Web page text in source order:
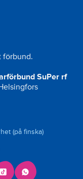
förbund.
SuPer rf
(på finska)